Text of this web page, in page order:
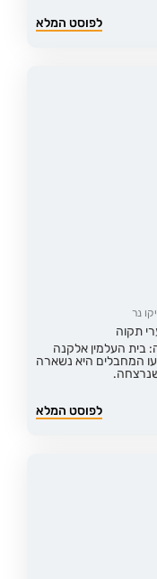
לפוסט המלא
נר
תקוה
בית העלמין אלקנה
המחבלים היא נשארה
לפוסט המלא